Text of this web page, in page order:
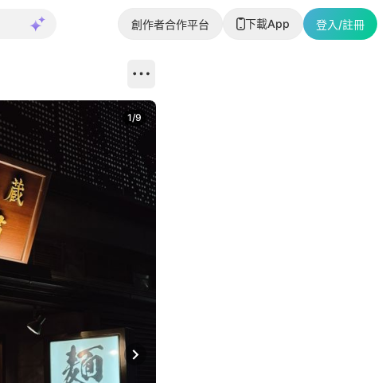
創作者合作平台 下載App 登入/註冊
Next slide
1/9